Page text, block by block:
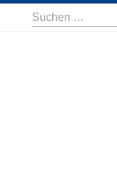
Suche
nach: